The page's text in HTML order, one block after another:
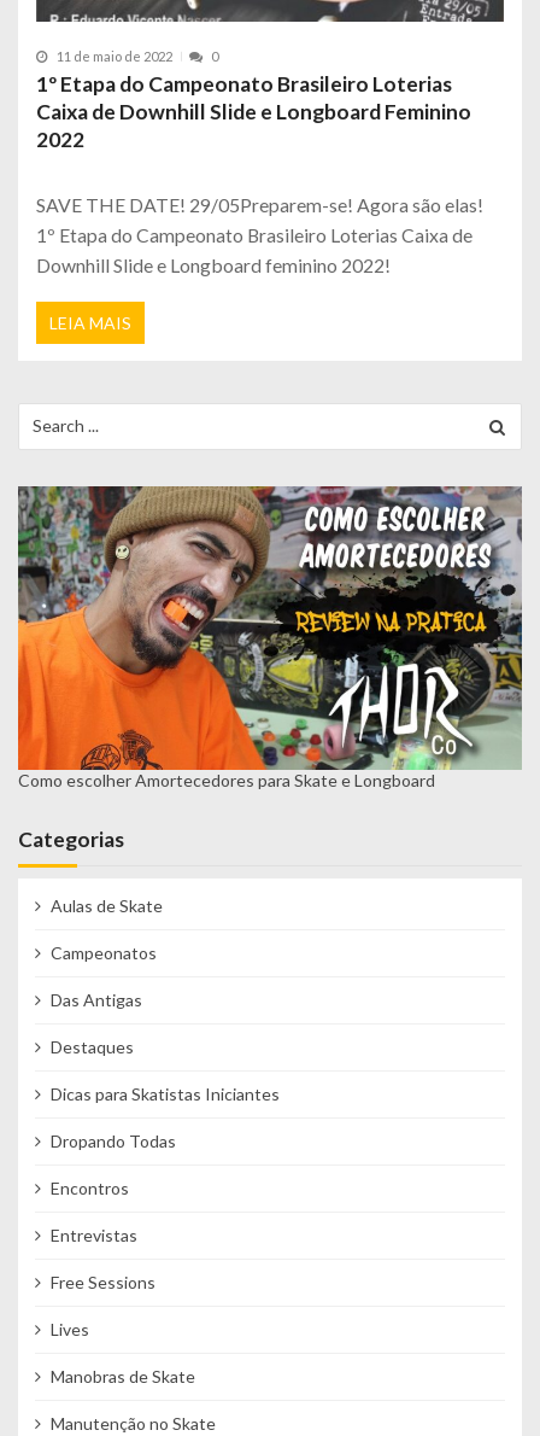
11 de maio de 2022 0
1º Etapa do Campeonato Brasileiro Loterias
Caixa de Downhill Slide e Longboard Feminino
2022
SAVE THE DATE! 29/05Preparem-se! Agora são elas!
1º Etapa do Campeonato Brasileiro Loterias Caixa de
Downhill Slide e Longboard feminino 2022!
LEIA MAIS
for:
Como escolher Amortecedores para Skate e Longboard
Categorias
Aulas de Skate
Campeonatos
Das Antigas
Destaques
Dicas para Skatistas Iniciantes
Dropando Todas
Encontros
Entrevistas
Free Sessions
Lives
Manobras de Skate
Manutenção no Skate